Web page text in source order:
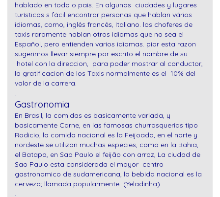
hablado en todo o pais. En algunas ciudades y lugares
turísticos s fácil encontrar personas que hablan vários
idiomas, como, inglês francês, Italiano. los choferes de
taxis raramente hablan otros idiomas que no sea el
Español, pero entienden varios idiomas. pior esta razon
sugerimos llevar siempre por escrito el nombre de su
hotel con la direccion, para poder mostrar al conductor,
la gratificacion de los Taxis normalmente es el 10% del
valor de la carrera.
.
Gastronomia
En Brasil, la comidas es basicamente variada, y
basicamente Carne, en las famosas churrasquerias tipo
Rodicio, la comida nacional es la Feijoada, en el norte y
nordeste se utilizan muchas especies, como en la Bahia,
el Batapa, en Sao Paulo el feijão con arroz, La ciudad de
Sao Paulo esta considerada el mayor centro
gastronomico de sudamericana, la bebida nacional es la
cerveza; llamada popularmente (Yeladinha)
.